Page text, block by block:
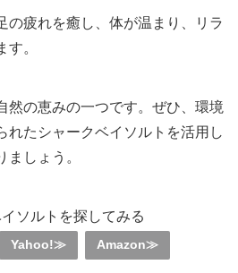
の疲れを癒し、体が温まり、リラ
。
然の恵みの一つです。ぜひ、環境
れたシャークベイソルトを活用し
ましょう。
ソルトを探してみる
Yahoo!≫ Amazon≫